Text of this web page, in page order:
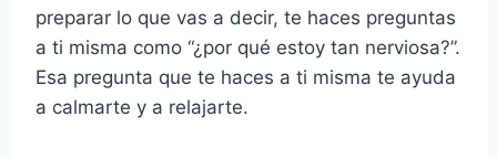
preparar lo que vas a decir, te haces preguntas
a ti misma como “¿por qué estoy tan nerviosa?”.
Esa pregunta que te haces a ti misma te ayuda
a calmarte y a relajarte.